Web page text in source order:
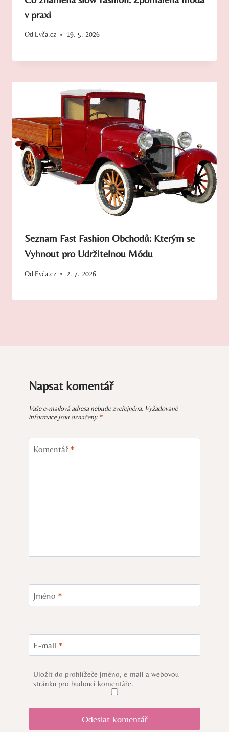
v praxi
Od Evča.cz 19. 5. 2026
Seznam Fast Fashion Obchodů: Kterým se
Vyhnout pro Udržitelnou Módu
Od Evča.cz 2. 7. 2026
Napsat komentář
Vaše e-mailová adresa nebude zveřejněna. Vyžadované
informace jsou označeny *
Komentář *
Jméno *
E-mail *
Uložit do prohlížeče jméno, e-mail a webovou
stránku pro budoucí komentáře.